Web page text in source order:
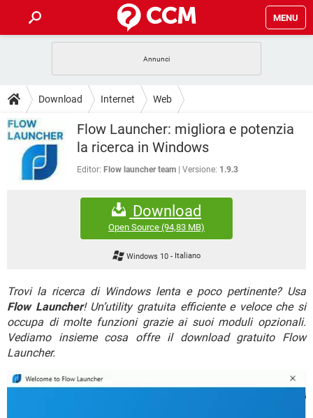
MENU
INTRATTENIMENTO ANDROID
iOS WINDOWS 10
INSTAGRAM WHATSAPP
TIKTOK FACEBOOK
GUIDE
COVID-19 GAMING
INTRATTENIMENTO ANDROID
iOS
FACEBOOK
DOWNLOAD
COVID-19 GAMING
INTRATTENIMENTO ANDROID
WINDOWS 10
WHATSAPP
FORUM
ANDROID
WINDOWS 10
WHATSAPP
HARDWARE
GAMING
INSTAGRAM WHATSAPP
FACEBOOK
HARDWARE
Download Internet Web
Flow Launcher: migliora e potenzia
la ricerca in Windows
Editor: Flow launcher team Versione: 1.9.3
Download
Open Source (94,83 MB)
Windows 10- Italiano
Trovi la ricerca di Windows lenta e poco pertinente? Usa
Flow Launcher! Un’utility gratuita efficiente e veloce che si
occupa di molte funzioni grazie ai suoi moduli opzionali.
Vediamo insieme cosa offre il download gratuito Flow
Launcher.